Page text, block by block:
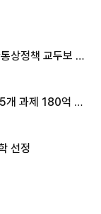
상정책 교두보 활
개 과제 180억 지
선정